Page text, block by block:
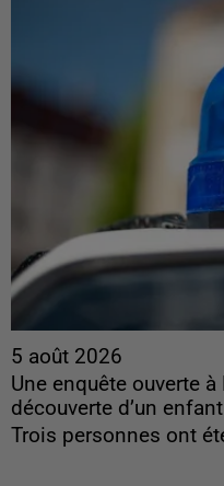
5 août 2026
Une enquête ouverte
découverte d’un
Trois personnes ont